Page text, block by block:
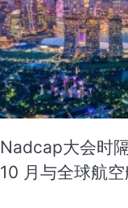
Nadcap大会时
10 月与全球航